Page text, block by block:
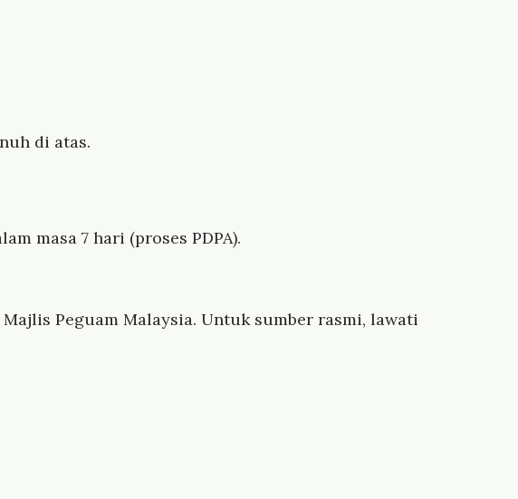
di atas.
masa 7 hari (proses PDPA).
Peguam Malaysia. Untuk sumber rasmi, lawati